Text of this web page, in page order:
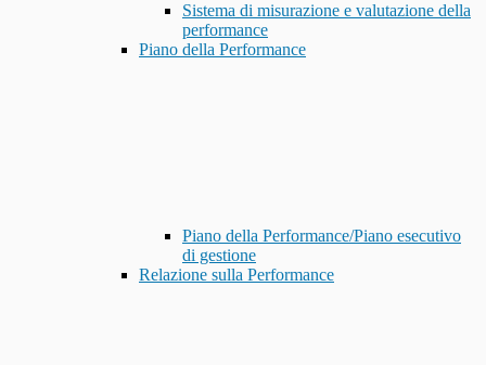
Sistema di misurazione e valutazione della
performance
Piano della Performance
Piano della Performance/Piano esecutivo
di gestione
Relazione sulla Performance